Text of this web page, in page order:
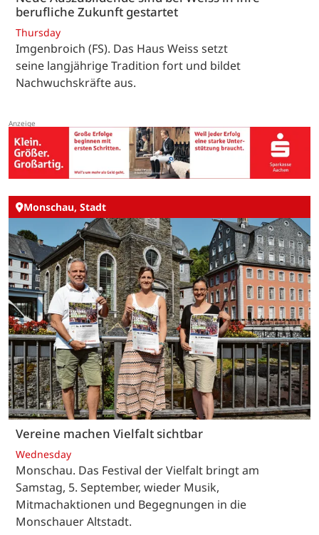
berufliche Zukunft gestartet
Thursday
Imgenbroich (FS). Das Haus Weiss setzt
seine langjährige Tradition fort und bildet
Nachwuchskräfte aus.
Monschau, Stadt
Vereine machen Vielfalt sichtbar
Wednesday
Monschau. Das Festival der Vielfalt bringt am
Samstag, 5. September, wieder Musik,
Mitmachaktionen und Begegnungen in die
Monschauer Altstadt.